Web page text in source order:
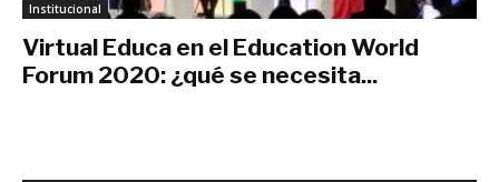
Institucional
Virtual Educa en el Education World
Forum 2020: ¿qué se necesita...